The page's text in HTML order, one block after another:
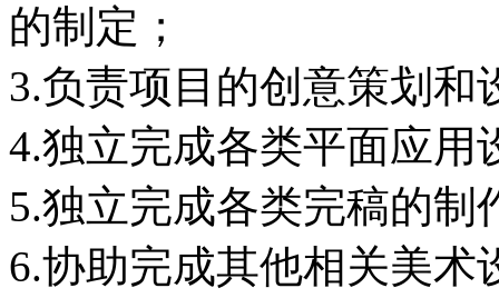
的制定；
3.负责项目的创意策划和
4.独立完成各类平面应用
5.独立完成各类完稿的制
6.协助完成其他相关美术